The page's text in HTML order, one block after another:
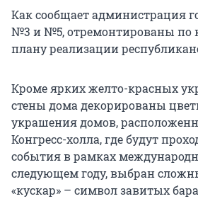
Как сообщает администрация
№3 и №5, отремонтированы по
плану реализации
Кроме ярких желто-красных
стены дома декорированы
украшения домов,
Конгресс-холла, где будут
события в рамках
следующем году, выбран
«кускар» – символ завитых